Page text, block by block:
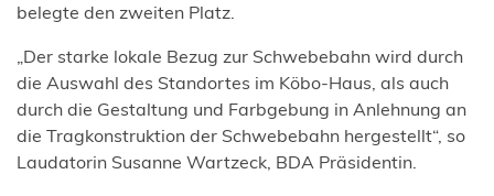
belegte den zweiten Platz.
„Der starke lokale Bezug zur Schwebebahn wird durch
die Auswahl des Standortes im Köbo-Haus, als auch
durch die Gestaltung und Farbgebung in Anlehnung an
die Tragkonstruktion der Schwebebahn hergestellt“, so
Laudatorin Susanne Wartzeck, BDA Präsidentin.